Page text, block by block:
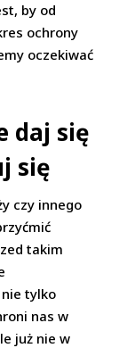
by od
ochrony
oczekiwać
daj się
się
czy innego
takim
nie tylko
nas w
już nie w